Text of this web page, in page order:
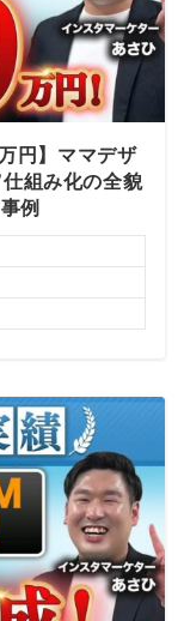
円】ママデザ
組み化の全貌
例